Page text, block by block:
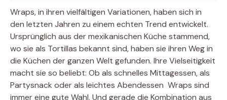
Wraps, in ihren vielfältigen Variationen, haben sich in
den letzten Jahren zu einem echten Trend entwickelt.
Ursprünglich aus der mexikanischen Küche stammend,
wo sie als Tortillas bekannt sind, haben sie ihren Weg in
die Küchen der ganzen Welt gefunden. Ihre Vielseitigkeit
macht sie so beliebt: Ob als schnelles Mittagessen, als
Partysnack oder als leichtes Abendessen  Wraps sind
immer eine gute Wahl. Und gerade die Kombination aus